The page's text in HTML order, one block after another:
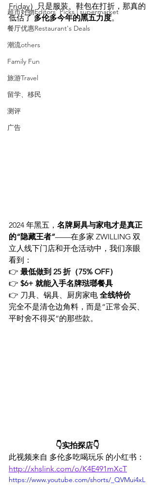
超市好物Editors' Picks | supermarket
餐厅优惠Restaurant's Deals
潮流others
Family Fun
旅游Travel
留学、移民
测评
广告
Friday）只是服装、鞋包在打折，那真的
低估了 多伦多今年的黑五力度。
2024 年黑五， 名牌厨具与家电才是真正
的“隐藏王者”——在多家 ZWILLING 双
立人线下门店和开仓活动中，我们亲眼
看到：
👉 最低做到 25 折（75% OFF）
👉 $6+ 就能入手名牌琺瑯餐具
👉 刀具、锅具、厨房家电 全线特价
完全不是清仓边角料，而是“正常会买、
平时舍不得买”的那些款。
👇实拍探店👇
此视频来自 多伦多吃喝玩乐 的小红书：
http://xhslink.com/o/K4E491mXcT
https://www.youtube.com/shorts/_QVMui4xL